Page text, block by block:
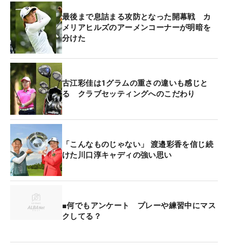
が雨による順延で調子を崩したのか、月曜日に行わ
れた最終ラウンドでは「悪くはなかったんですけ
ど、何かが違うっていうのが…。今日一日何かが違
いました」とプロ初の優勝争いには見えない“何か
が”古江を狂わせた。
プロ転向を決めた昨年の「富士通レディース」で
は、大勢のギャラリーに囲まれて勝利をつかんだ。
アマチュア優勝の偉業を声援が後押ししたが、「や
っぱり歓声がもらえるとテンションも上がってきま
す」と、次に優勝争いするときには自らの立て直し
とともに、ファンの応援も力に変えていく構えだ。
昨年のプロ転向時に「賞金女王になるのが夢」と語
最後まで息詰まる攻防となった開幕戦 カ
メリアヒルズのアーメンコーナーが明暗を
分けた
古江彩佳は1グラムの重さの違いも感じと
る クラブセッティングへのこだわり
「こんなものじゃない」 渡邉彩香を信じ続
けた川口淳キャディの強い思い
■何でもアンケート プレーや練習中にマス
クしてる？